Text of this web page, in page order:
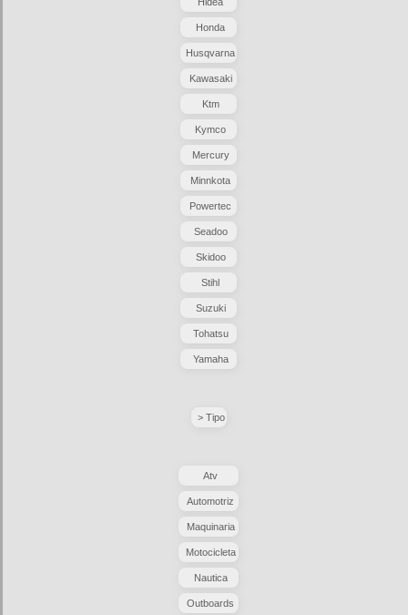
Honda
Husqvarna
Kawasaki
Ktm
Kymco
Mercury
Minnkota
Powertec
Seadoo
Skidoo
Stihl
Suzuki
Tohatsu
Yamaha
> Tipo
Atv
Automotriz
Maquinaria
Motocicleta
Nautica
Outboards